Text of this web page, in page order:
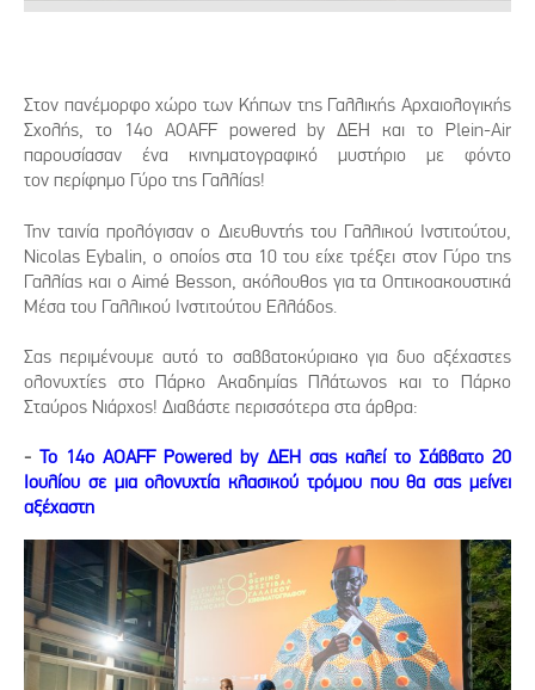
Στον πανέμορφο χώρο των Κήπων της Γαλλικής Αρχαιολογικής
Σχολής, το 14ο AOΑFF powered by ΔΕΗ και το Plein-Air
παρουσίασαν ένα κινηματογραφικό μυστήριο με φόντο
τον περίφημο Γύρο της Γαλλίας!
Την ταινία προλόγισαν ο Διευθυντής του Γαλλικού Ινστιτούτου,
Nicolas Eybalin, ο οποίος στα 10 του είχε τρέξει στον Γύρο της
Γαλλίας και ο Aimé Besson, ακόλουθος για τα Οπτικοακουστικά
Μέσα του Γαλλικού Ινστιτούτου Ελλάδος.
Σας περιμένουμε αυτό το σαββατοκύριακο για δυο αξέχαστες
ολονυχτίες στο Πάρκο Ακαδημίας Πλάτωνος και το Πάρκο
Σταύρος Νιάρχος! Διαβάστε περισσότερα στα άρθρα:
-Το 14ο AOAFF Powered by ΔΕΗ σας καλεί το Σάββατο 20
Ιουλίου σε μια ολονυχτία κλασικού τρόμου που θα σας μείνει
αξέχαστη